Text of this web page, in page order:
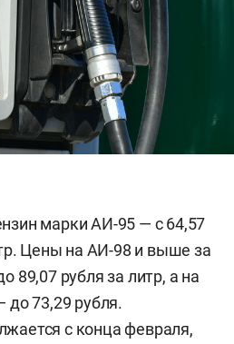
марки АИ-95 — с 64,57
Цены на АИ-98 и выше за
89,07 рубля за литр, а на
до 73,29 рубля.
с конца февраля,